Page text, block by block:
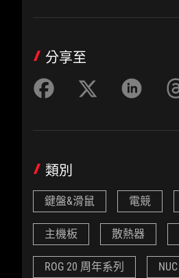
分享至
類別
鍵盤&滑鼠 電競
主機板 散熱器
ROG 20 周年系列 NUC